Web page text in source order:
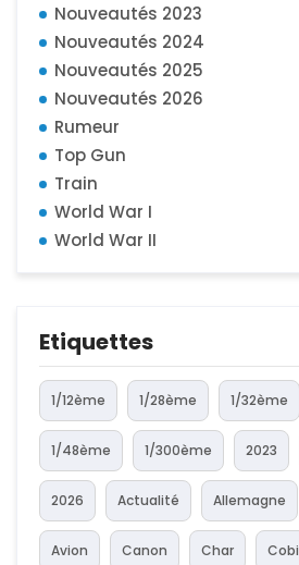
Nouveautés 2023
Nouveautés 2024
Nouveautés 2025
Nouveautés 2026
Rumeur
Top Gun
Train
World War I
World War II
Etiquettes
1/12ème 1/28ème 1/32ème
1/48ème 1/300ème 2023
2026 Actualité Allemagne
Avion Canon Char Cobi